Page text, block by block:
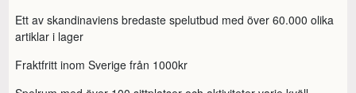
Ett av skandinaviens bredaste spelutbud med över 60.000 olika
artiklar i lager
Fraktfritt inom Sverige från 1000kr